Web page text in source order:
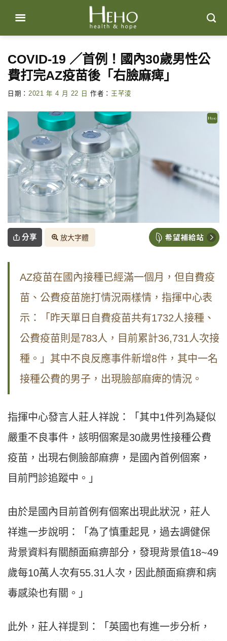
content
COVID-19 ／首例！國內30歲男性公
費打完AZ疫苗後「右臉麻痺」
日期： 2021 年 4 月 22 日 作者： 王芊淩
分享 放大字體
AZ疫苗在國內接種已經滿一個月，但自費疫
苗、公費疫苗施打情況兩樣情，指揮中心表
示：「昨天單日自費疫苗共有1732人接種、
公費疫苗則是783人，目前累計36,731人次接
種。」其中不良反應事件新增8件，其中一名
接種公費的男子， 出現臉部麻痺的情況。
指揮中心發言人莊人祥說：「其中1件列為疑似
嚴重不良事件，該明個案是30歲男性接種公費
疫苗，出現右側臉部麻痹，是國內首例個案，
目前門診追蹤中。」
由於是國內目前首例有個案出現此狀況，莊人
祥進一步說明：「為了慎重起見，過去調健保
背景資料有關顏面痲痹部分，發現背景值18~49
歲每10萬人次有55.31人次，因此顏面痲痹和病
毒感染也有關。」
此外，莊人祥提到：「英國也有進一步分析，